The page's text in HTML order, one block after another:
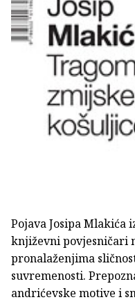
Pojava Josipa Mlakića
književni
pronalaženjima
suvremenosti.
andrićevske motive i